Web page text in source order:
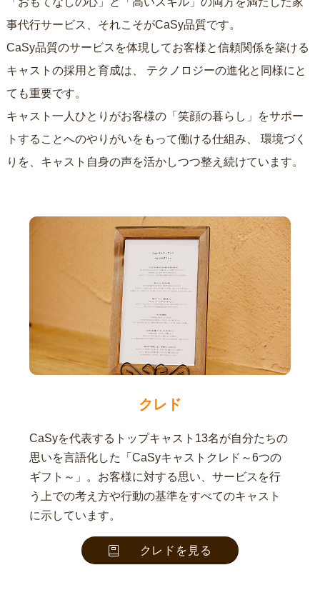
事代行サービス、それこそがCaSy品質です。
CaSy品質のサービスを体現してお客様と信頼関係を築ける
キャストの採用と育成は、
ても重要です。
キャスト一人ひとりがお客様の「笑顔の暮らし」をサポー
トすることへのやりがいをもって働ける仕組み、
りを、キャスト自身の声を活かしつつ整え続けています。
クレド
CaSyを代表するトップキャスト13名が自分たちの
思いを言語化した「CaSyキャストクレド～6つの
ギフト～」。お客様に対する思い、サービスを行
う上での考え方や行動の基準をすべてのキャスト
に示しています。
クレドを見る